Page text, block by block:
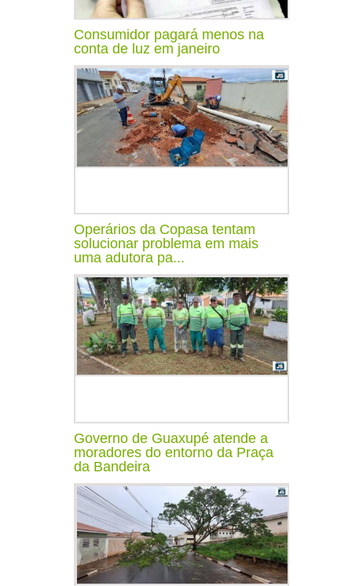
Consumidor pagará menos na
conta de luz em janeiro
Operários da Copasa tentam
solucionar problema em mais
uma adutora pa...
Governo de Guaxupé atende a
moradores do entorno da Praça
da Bandeira